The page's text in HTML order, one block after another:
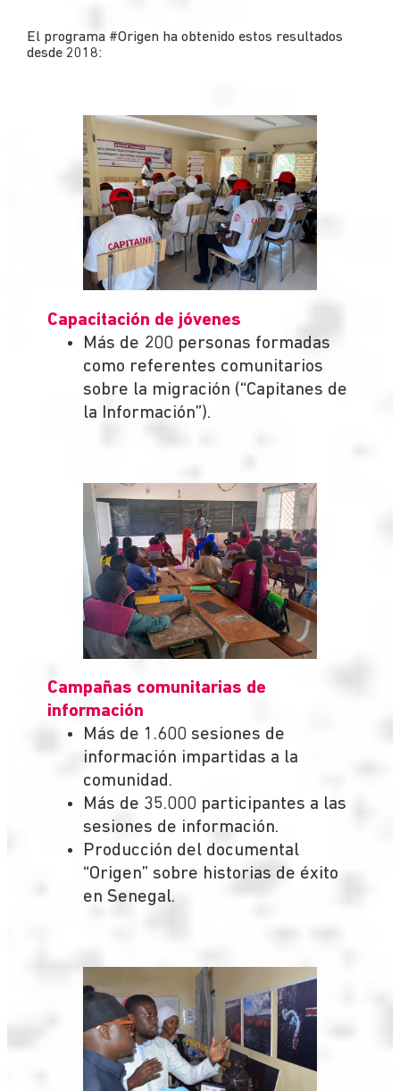
El programa #Origen ha obtenido estos resultados
desde 2018:
Capacitación de jóvenes
Más de 200 personas formadas
como referentes comunitarios
sobre la migración (“Capitanes de
la Información”).
Campañas comunitarias de
información
Más de 1.600 sesiones de
información impartidas a la
comunidad.
Más de 35.000 participantes a las
sesiones de información.
Producción del documental
“Origen” sobre historias de éxito
en Senegal.